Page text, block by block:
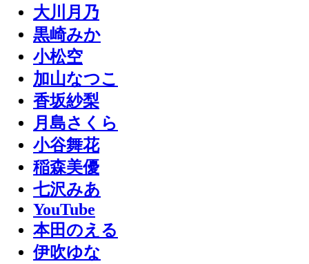
大川月乃
黒崎みか
小松空
加山なつこ
香坂紗梨
月島さくら
小谷舞花
稲森美優
七沢みあ
YouTube
本田のえる
伊吹ゆな